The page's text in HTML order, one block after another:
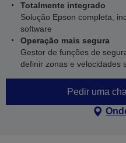
Totalmente integrado
Solução Epson completa,
software
Operação mais segura
Gestor de funções de
definir zonas e velocidades
Pedir uma